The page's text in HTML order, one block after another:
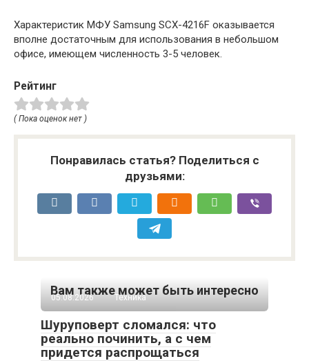
Характеристик МФУ Samsung SCX-4216F оказывается
вполне достаточным для использования в небольшом
офисе, имеющем численность 3-5 человек.
Рейтинг
( Пока оценок нет )
Понравилась статья? Поделиться с
друзьями:
Вам также может быть интересно
05.08.2026 Техника
Шуруповерт сломался: что
реально починить, а с чем
придется распрощаться